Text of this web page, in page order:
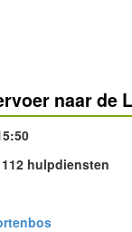
naar de
hulpdiensten